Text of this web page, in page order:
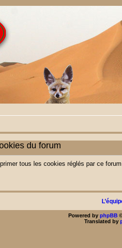
du forum
tous les cookies réglés par ce
Powered by phpBB©
Translated by